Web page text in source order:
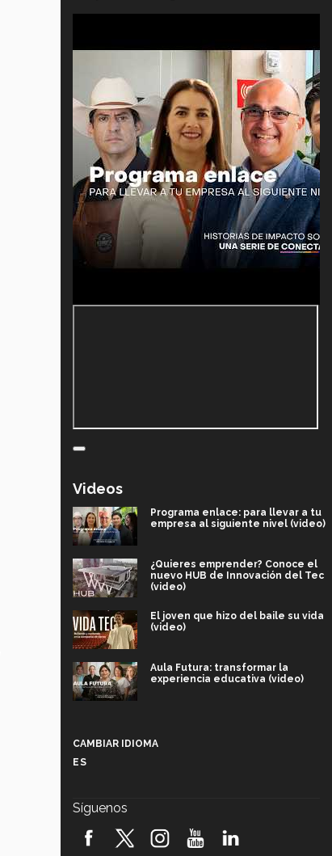
Videos
Programa enlace: para llevar a tu
empresa al siguiente nivel (video)
¿Quieres emprender? Conoce el
nuevo HUB de Innovación del Tec
(video)
El joven que hizo del baile su vida
(video)
Aula Futura: transformar la
experiencia educativa (video)
robótica FIRST 2026! (video)
CAMBIAR IDIOMA
ES
Síguenos